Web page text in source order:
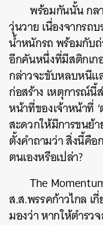
พร้อมกันนั้น กล
วุ่นวาย เนื่องจากรถ
น้ำหนักรถ พร้อมกับ
อีกคันหนึ่งที่มีสติกเก
กล่าวจะขับหลบหนีแ
ก่อสร้าง เหตุการณ์
หน้าที่ของเจ้าหน้าที่
สะดวกให้มีการขนย้
ตั้งคำถามว่า สิ่งนี้คือ
ตนเองหรือเปล่า?
The
ส.ส.พรรคก้าวไกล เ
มองว่า หากให้ตำรว